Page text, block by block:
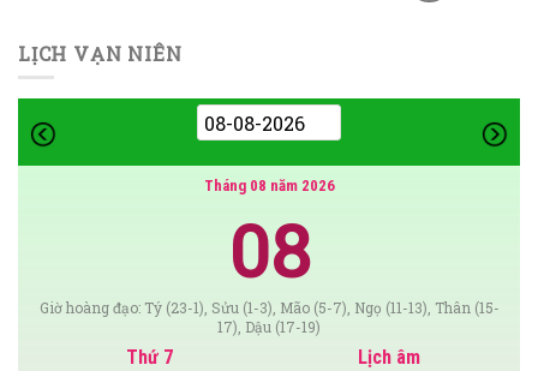
LỊCH VẠN NIÊN
Tháng 08 năm 2026
08
Giờ hoàng đạo: Tý (23-1), Sửu (1-3), Mão (5-7), Ngọ (11-13), Thân (15-
17), Dậu (17-19)
Thứ 7 Lịch âm